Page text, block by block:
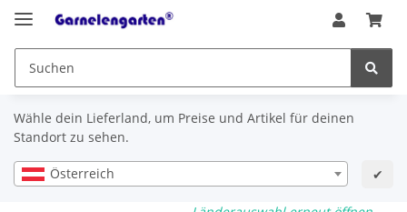
Wähle dein Lieferland, um Preise und Artikel für deinen
Standort zu sehen.
Österreich ✔